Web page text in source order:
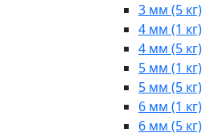
3 мм (5 кг)
4 мм (1 кг)
4 мм (5 кг)
5 мм (1 кг)
5 мм (5 кг)
6 мм (1 кг)
6 мм (5 кг)